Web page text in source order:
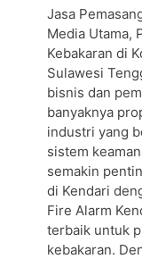
Jasa
Media Utama,
Kebakaran di
Sulawesi
bisnis dan
banyaknya
industri yang
sistem
semakin
di Kendari
Fire Alarm
terbaik untuk
kebakaran.